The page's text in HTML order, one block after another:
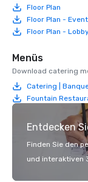
Floor Plan
Floor Plan -
Floor Plan -
Menüs
Download catering
Catering |
Fountain
Entdecken
Finden Sie den
und interaktiven